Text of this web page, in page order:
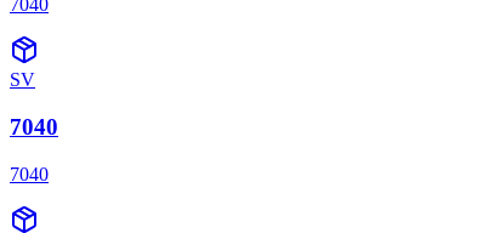
7040
SV
7040
7040